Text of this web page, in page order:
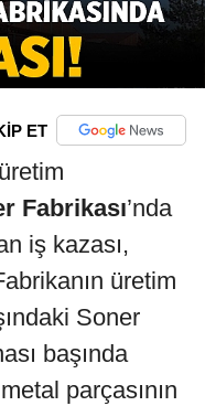
ET
Fabrikası’nda
iş kazası,
üretim
Soner
başında
parçasının